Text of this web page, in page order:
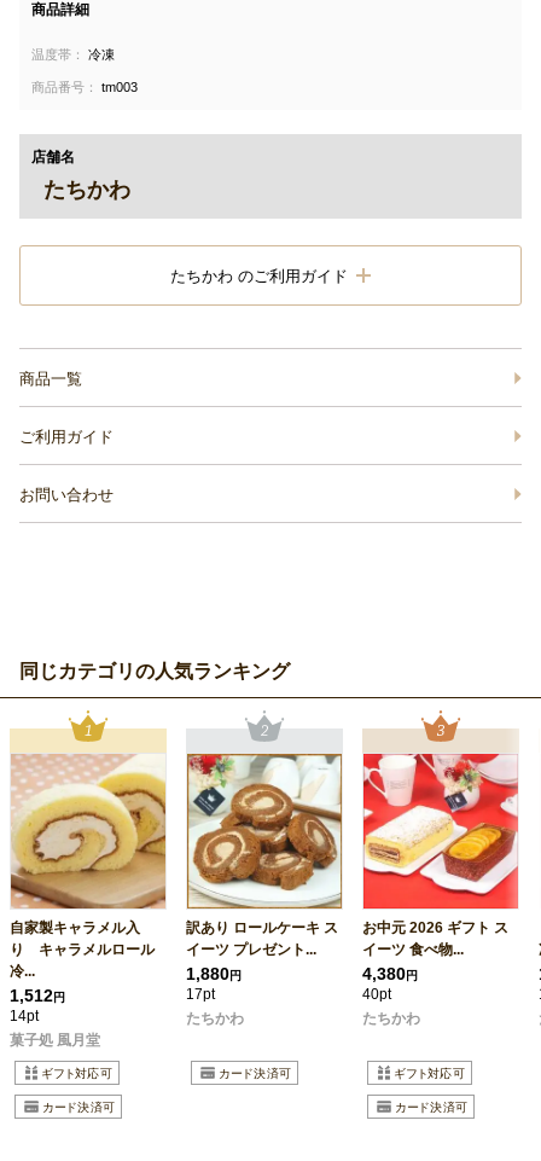
商品詳細
温度帯： 冷凍
商品番号： tm003
店舗名
たちかわ
たちかわ のご利用ガイド
商品一覧
ご利用ガイド
お問い合わせ
同じカテゴリの人気ランキング
自家製キャラメル入
り キャラメルロール
冷...
1,512円
14pt
菓子処 風月堂
訳あり ロールケーキ ス
イーツ プレゼント...
1,880円
17pt
たちかわ
お中元 2026 ギフト ス
イーツ 食べ物...
4,380円
40pt
たちかわ